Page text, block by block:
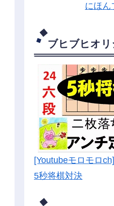
にほん
ブヒブヒオ
[Youtubeモロモロ
5秒将棋対決